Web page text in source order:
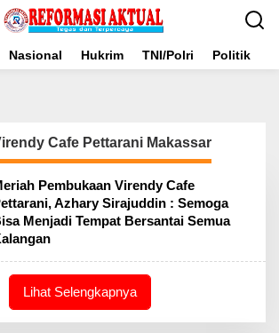
Nasional Hukrim TNI/Polri Politik
Cafe Pettarani Makassar
Pembukaan Virendy Cafe
Azhary Sirajuddin : Semoga
Menjadi Tempat Bersantai Semua
Lihat Selengkapnya